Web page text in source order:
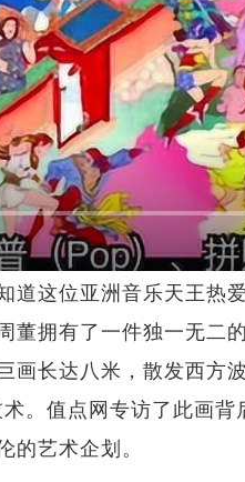
道这位亚洲音乐天王热
董拥有了一件独一无二
画长达八米，散发西方
。值点网专访了此画
艺术企划。